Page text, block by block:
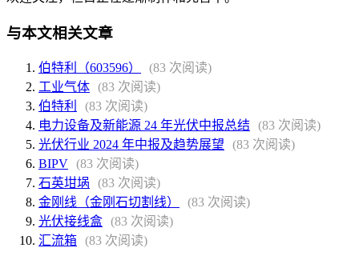
与本文相关文章
伯特利（603596）
(83 次阅读)
工业气体 (83 次阅读)
伯特利
(83 次阅读)
电力设备及新能源 24 年光伏中报总结
(83 次阅读)
光伏行业 2024 年中报及趋势展望
(83 次阅读)
BIPV (83 次阅读)
石英坩埚
(83 次阅读)
金刚线（金刚石切割线）
(83 次阅读)
光伏接线盒 (83 次阅读)
汇流箱 (83 次阅读)